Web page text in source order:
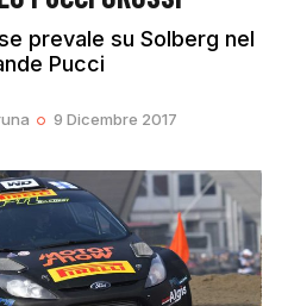
prevale su Solberg nel
Pucci
9 Dicembre 2017